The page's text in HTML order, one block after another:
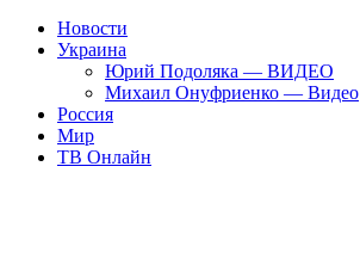
Новости
Украина
Юрий Подоляка — ВИДЕО
Михаил Онуфриенко — Видео
Россия
Мир
ТВ Онлайн